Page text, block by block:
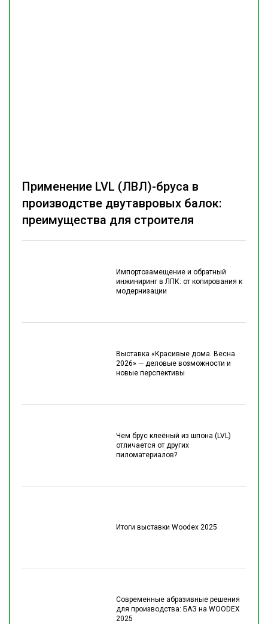
Импортозамещение и обратный
инжиниринг в ЛПК: от копирования к
модернизации
Выставка «Красивые дома. Весна
2026» — деловые возможности и
новые перспективы
Чем брус клеёный из шпона (LVL)
отличается от других
пиломатериалов?
Итоги выставки Woodex 2025
Современные абразивные решения
для производства: БАЗ на WOODEX
2025
Применение LVL (ЛВЛ)-бруса в
производстве двутавровых балок:
преимущества для строителя